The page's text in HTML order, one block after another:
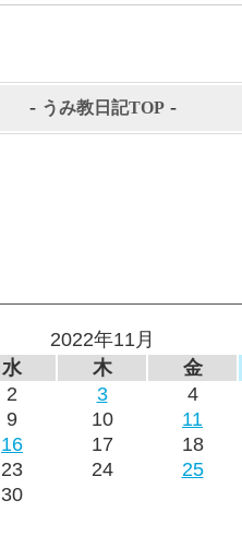
- うみ教日記TOP -
2022年11月
水 木
金
2 3
4
9 10
11
16 17
18
23 24
25
30